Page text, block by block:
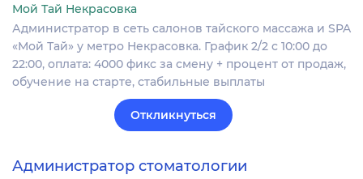
Мой Тай Некрасовка
Администратор в сеть салонов тайского массажа и SPA
«Мой Тай» у метро Некрасовка. График 2/2 с 10:00 до
22:00, оплата: 4000 фикс за смену + процент от продаж,
обучение на старте, стабильные выплаты
Откликнуться
Администратор стоматологии